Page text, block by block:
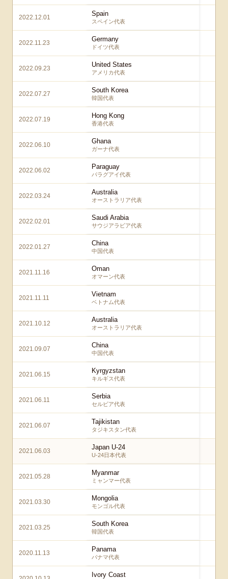
2022.12.01 Spain
スペイン代表
2022.11.23 Germany
ドイツ代表
2022.09.23 United States
アメリカ代表
2022.07.27 South Korea
韓国代表
2022.07.19 Hong Kong
香港代表
2022.06.10 Ghana
ガーナ代表
2022.06.02 Paraguay
パラグアイ代表
2022.03.24 Australia
オーストラリア代表
2022.02.01 Saudi Arabia
サウジアラビア代表
2022.01.27 China
中国代表
2021.11.16 Oman
オマーン代表
2021.11.11 Vietnam
ベトナム代表
2021.10.12 Australia
オーストラリア代表
2021.09.07 China
中国代表
2021.06.15 Kyrgyzstan
キルギス代表
2021.06.11 Serbia
セルビア代表
2021.06.07 Tajikistan
タジキスタン代表
2021.06.03 Japan U-24
U-24日本代表
2021.05.28 Myanmar
ミャンマー代表
2021.03.30 Mongolia
モンゴル代表
2021.03.25 South Korea
韓国代表
2020.11.13 Panama
パナマ代表
Ivory Coast